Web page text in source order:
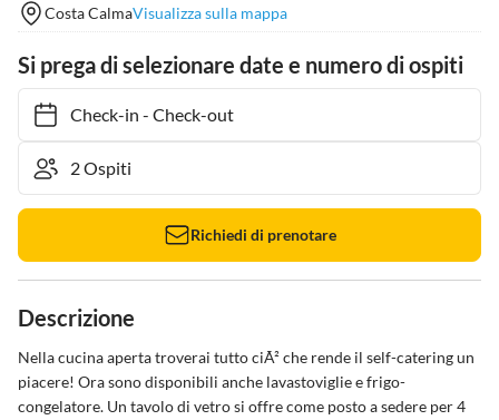
Costa CalmaVisualizza sulla mappa
Si prega di selezionare date e numero di ospiti
Check-in- Check-out
Richiedi di prenotare
Descrizione
Nella cucina aperta troverai tutto ciÃ² che rende il self-catering un
piacere! Ora sono disponibili anche lavastoviglie e frigo-
congelatore. Un tavolo di vetro si offre come posto a sedere per 4